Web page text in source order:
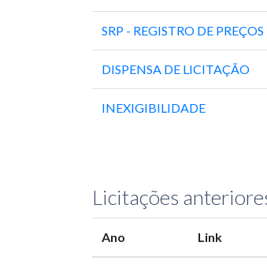
SRP - REGISTRO DE PREÇOS
DISPENSA DE LICITAÇÃO
INEXIGIBILIDADE
Licitações
Ano Link